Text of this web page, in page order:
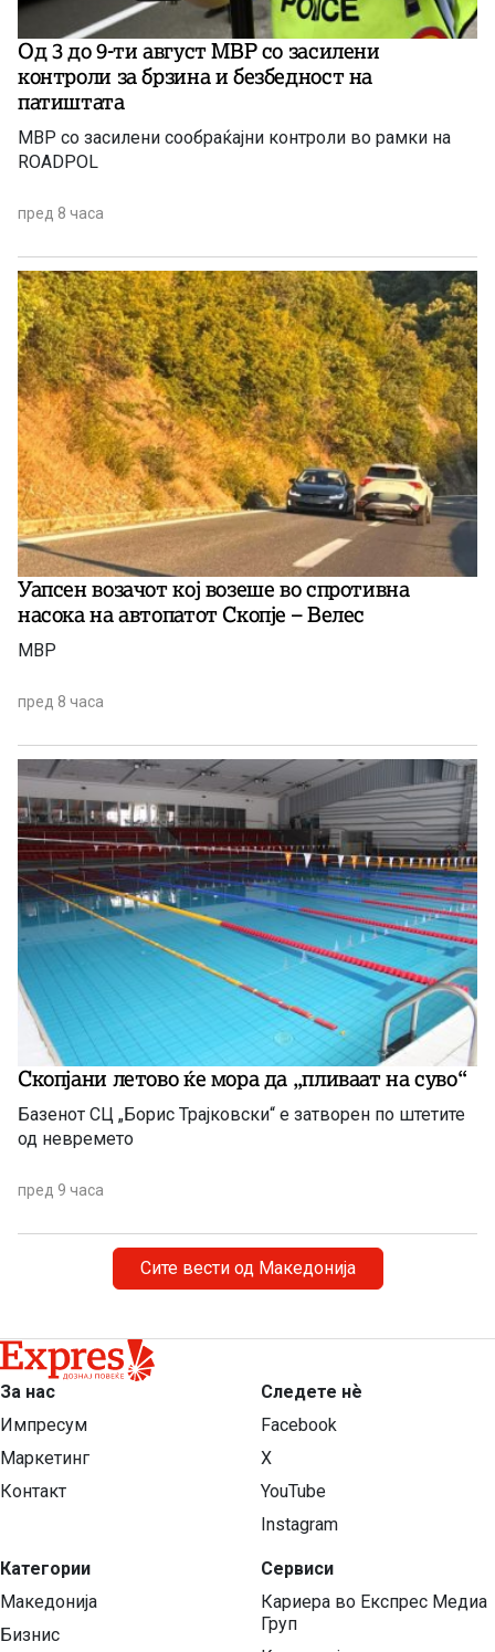
Од 3 до 9-ти август МВР со засилени
контроли за брзина и безбедност на
патиштата
МВР со засилени сообраќајни контроли во рамки на
ROADPOL
пред 8 часа
Уапсен возачот кој возеше во спротивна
насока на автопатот Скопје – Велес
МВР
пред 8 часа
Скопјани летово ќе мора да „пливаат на суво“
Базенот СЦ „Борис Трајковски“ е затворен по штетите
од невремето
пред 9 часа
Сите вести од Македонија
За нас
Импресум
Маркетинг
Контакт
Категории
Македонија
Бизнис
Следете нѐ
Facebook
X
YouTube
Instagram
Сервиси
Кариера во Експрес Медиа
Груп